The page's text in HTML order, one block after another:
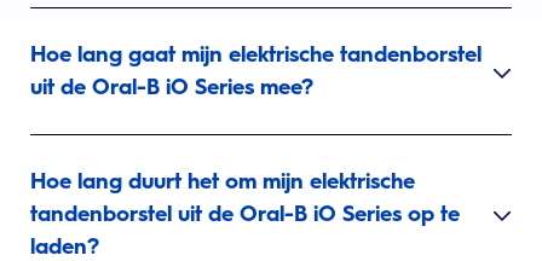
Hoe lang gaat mijn elektrische tandenborstel
uit de Oral-B iO Series mee?
Hoe lang duurt het om mijn elektrische
tandenborstel uit de Oral-B iO Series op te
laden?